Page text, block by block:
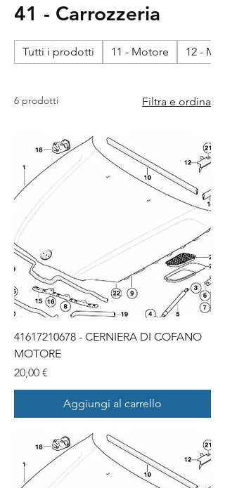
41 - Carrozzeria
Tutti i prodotti 11 - Motore 12 -
6 prodotti Filtra e ordina
41617210678 - CERNIERA DI COFANO
MOTORE
Prezzo
20,00 €
Aggiungi al carrello